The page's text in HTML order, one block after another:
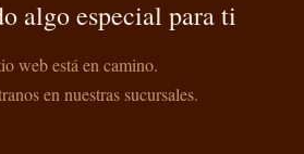
algo especial para ti
web está en camino.
en nuestras sucursales.